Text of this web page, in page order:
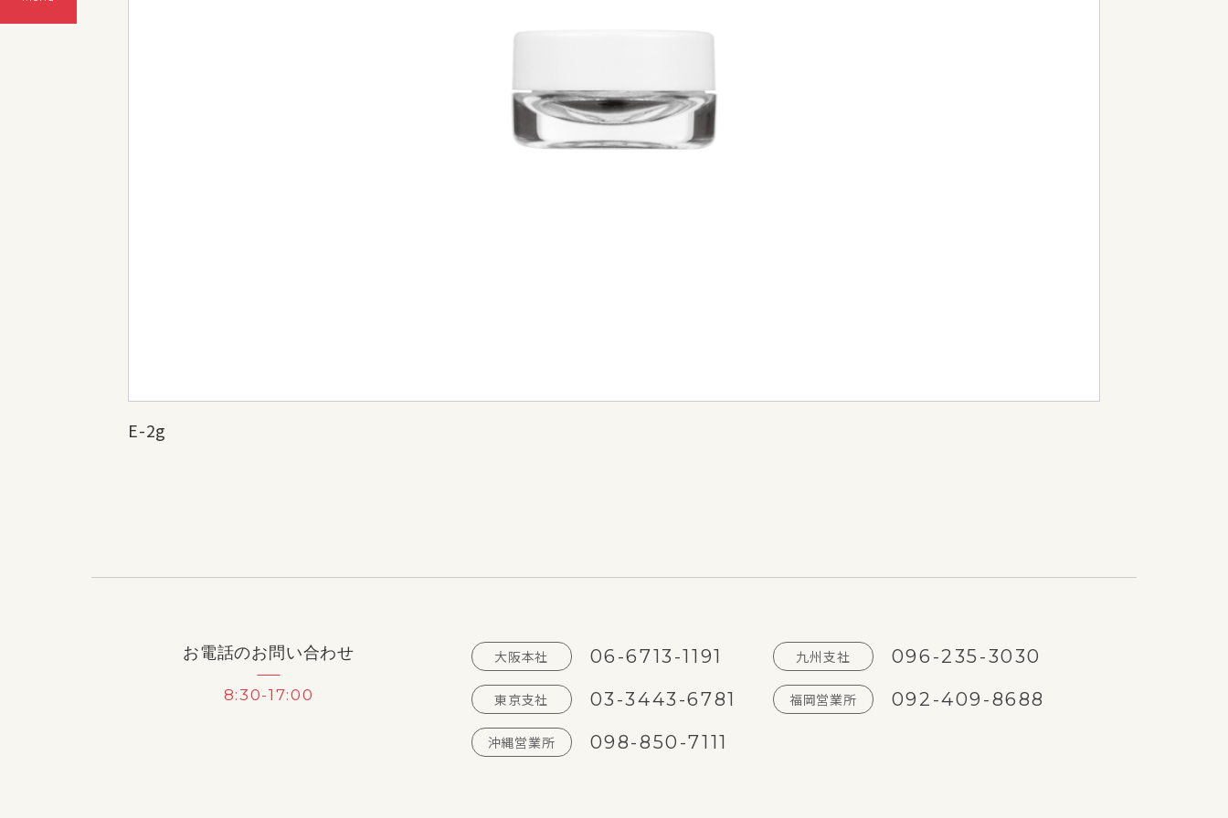
E-2g
お電話のお問い合わせ
8:30-17:00
大阪本社 06-6713-1191 九州支社 096-235-3030
東京支社 03-3443-6781 福岡営業所 092-409-8688
沖縄営業所 098-850-7111